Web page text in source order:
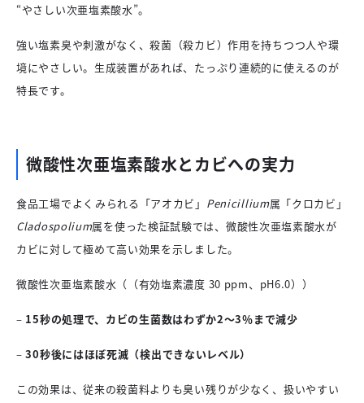
“やさしい次亜塩素酸水”。
強い塩素臭や刺激がなく、殺菌（殺カビ）作用を持ちつつ人や環
境にやさしい。生成装置があれば、たっぷり連続的に使えるのが
特長です。
微酸性次亜塩素酸水とカビへの実力
食品工場でよくみられる「アオカビ」 Penicillium属「クロカビ」
Cladospolium属を使った検証試験では、微酸性次亜塩素酸水が
カビに対して極めて高い効果を示しました。
微酸性次亜塩素酸水（（有効塩素濃度 30 ppm、pH6.0））
– 15秒の処理で、カビの生菌数はわずか2〜3％まで減少
–30秒後にはほぼ死滅（検出できないレベル）
この効果は、従来の殺菌料よりも臭い残りが少なく、扱いやすい